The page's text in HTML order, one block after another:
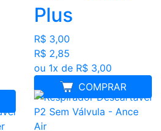
Plus
R$ 3,00
R$ 2,85
ou 1x de R$ 3,00
COMPRAR